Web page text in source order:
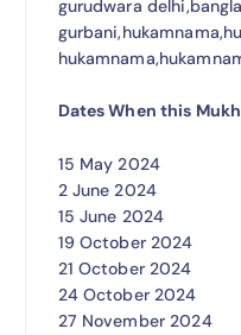
gurudwara
Dates When this
15 May 2024
2 June 2024
15 June 2024
19 October 2024
21 October 2024
24 October 2024
27 November 2024